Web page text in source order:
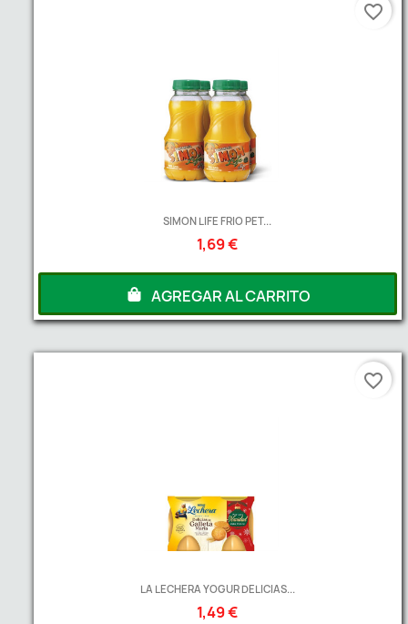
SIMON LIFE FRIO PET...
1,69 €
AGREGAR AL CARRITO
favorite_border
LA LECHERA YOGUR DELICIAS...
1,49 €
favorite_border